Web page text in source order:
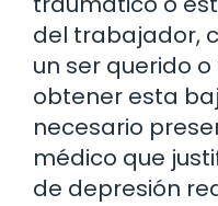
del trabajador,
un ser querido o
obtener esta
necesario
médico que
de depresión